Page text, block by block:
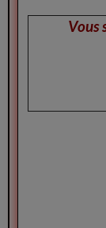
Vous